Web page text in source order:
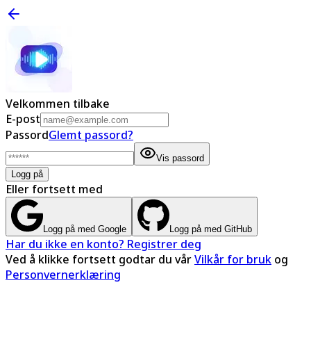
Velkommen tilbake
E-post
PassordGlemt passord?
Vis passord
Logg på
Eller fortsett med
Logg på med Google Logg på med GitHub
Har du ikke en konto? Registrer deg
Ved å klikke fortsett godtar du vårVilkår for bruk og
Personvernerklæring